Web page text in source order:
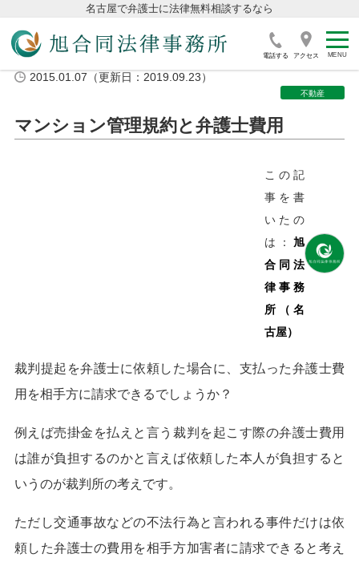
名古屋で弁護士に法律無料相談するなら
電話する アクセス
2015.01.07（更新日：2019.09.23）
不動産
マンション管理規約と弁護士費用
この記
事を書
いたの
は：旭
合同法
律事務
所（名
古屋）
裁判提起を弁護士に依頼した場合に、支払った弁護士費
用を相手方に請求できるでしょうか？
例えば売掛金を払えと言う裁判を起こす際の弁護士費用
は誰が負担するのかと言えば依頼した本人が負担すると
いうのが裁判所の考えです。
ただし交通事故などの不法行為と言われる事件だけは依
頼した弁護士の費用を相手方加害者に請求できると考え